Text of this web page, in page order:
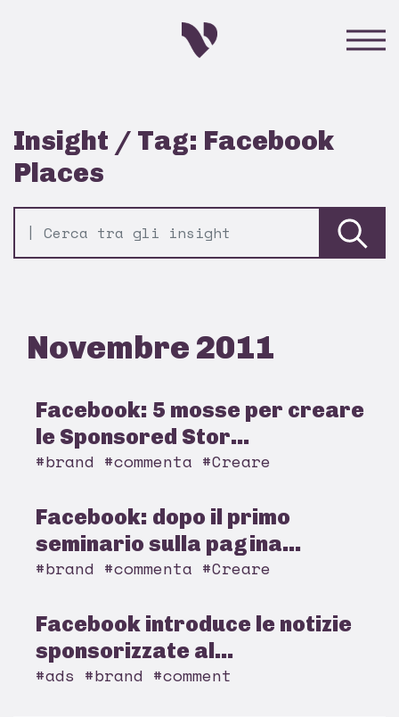
Insight / Tag: Facebook
Places
Novembre 2011
Facebook: 5 mosse per creare
le Sponsored Stor...
#brand #commenta #Creare
Facebook: dopo il primo
seminario sulla pagina...
#brand #commenta #Creare
Facebook introduce le notizie
sponsorizzate al...
#ads #brand #comment